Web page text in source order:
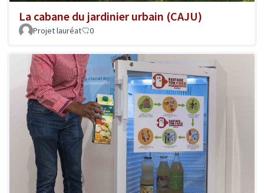
La cabane du jardinier urbain (CAJU)
Projet lauréat 0